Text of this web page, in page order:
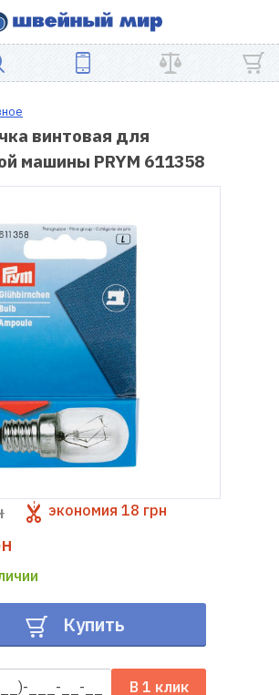
винтовая для
машины PRYM 611358
экономия 18 грн
Купить
В 1 клик